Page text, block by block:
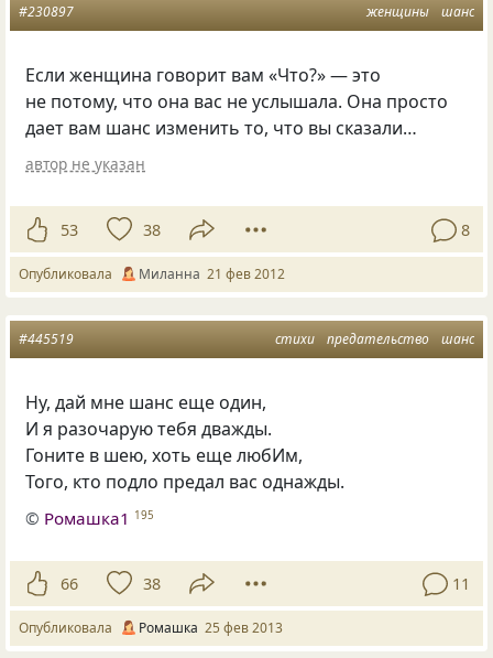
женщины шанс
#230897
Если женщина говорит вам «Что?» — это
не потому, что она вас не услышала. Она просто
дает вам шанс изменить то, что вы сказали…
автор не указан
53 38 8
Опубликовала Миланна 21 фев 2012
стихи предательство шанс
#445519
Ну, дай мне шанс еще один,
И я разочарую тебя дважды.
Гоните в шею, хоть еще любИм,
Того, кто подло предал вас однажды.
© Ромашка1 195
66 38 11
Опубликовала Ромашка 25 фев 2013